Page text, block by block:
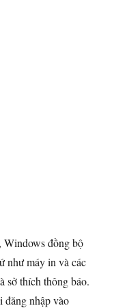
Windows đồng bộ
như máy in và các
sở thích thông báo.
đăng nhập vào